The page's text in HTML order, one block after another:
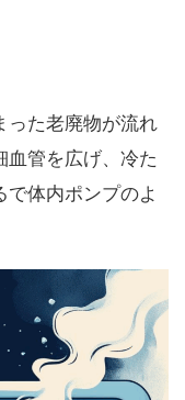
った老廃物が流れ
血管を広げ、冷た
体内ポンプのよ